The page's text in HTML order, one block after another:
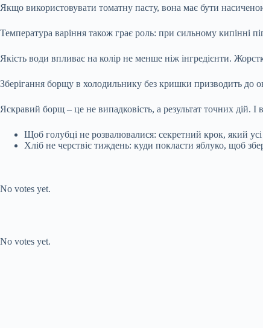
Якщо використовувати томатну пасту, вона має бути
Температура варіння також грає роль: при сильному
Якість води впливає на колір не менше ніж інгредієнти.
Зберігання борщу в холодильнику без кришки призводить до
Яскравий борщ – це не випадковість, а результат точних дій. І
Щоб голубці не розвалювалися: секретний крок, який
Хліб не черствіє тиждень: куди покласти яблуко, щоб
No votes yet.
No votes yet.